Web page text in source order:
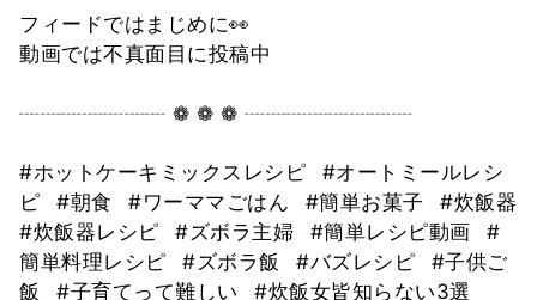
フィードではまじめに👀
動画では不真面目に投稿中
┈┈┈┈┈┈┈ ❁ ❁ ❁ ┈┈┈┈┈┈┈┈
#ホットケーキミックスレシピ
#オートミールレシ
ピ
#朝食 #ワーママごはん #簡単お菓子
#炊飯器
#炊飯器レシピ
#ズボラ主婦 #簡単レシピ動画
#
簡単料理レシピ
#ズボラ飯 #バズレシピ
#子供ご
飯
#子育てって難しい #炊飯女皆知らない3選